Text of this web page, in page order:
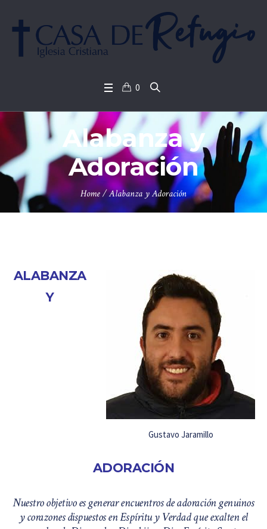
0
Alabanza y
Adoración
Home/Alabanza y Adoración
Gustavo Jaramillo
ALABANZA
Y
ADORACIÓN
Nuestro objetivo es generar encuentros de adoración genuinos
y corazones dispuestos en Espíritu y Verdad que exalten el